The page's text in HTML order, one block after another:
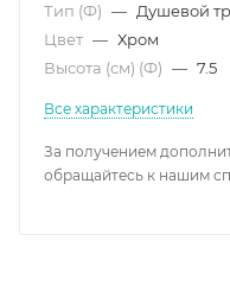
Тип (Ф) — Душевой
Цвет — Хром
Высота (см) (Ф) — 7.5
Все характеристики
За получением
обращайтесь к нашим